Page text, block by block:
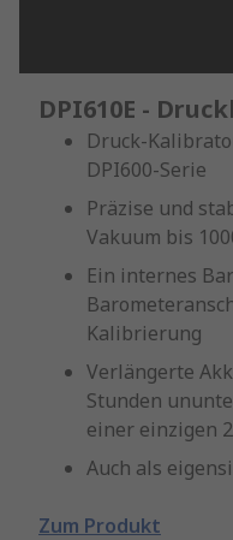
DPI610E -
Druck-
DPI600-Serie
Präzise und
Vakuum bis
Ein internes
Kalibrierung
Verlängerte
Stunden
einer einzigen
Auch als
Zum Produkt